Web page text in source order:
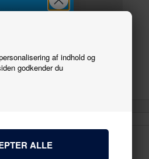
af indhold og
godkender du
lokomotiver